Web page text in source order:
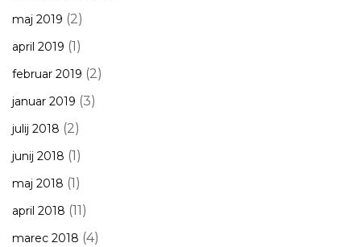
maj 2019 (2)
april 2019 (1)
februar 2019 (2)
januar 2019 (3)
julij 2018 (2)
junij 2018 (1)
maj 2018 (1)
april 2018 (11)
marec 2018 (4)